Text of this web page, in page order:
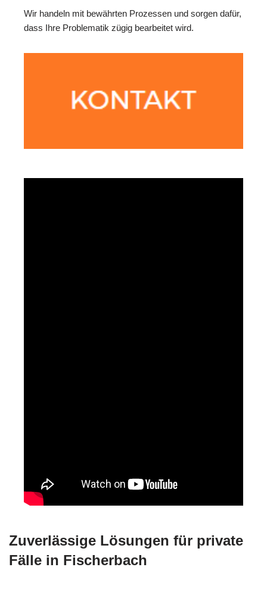
Wir handeln mit bewährten Prozessen und sorgen dafür,
dass Ihre Problematik zügig bearbeitet wird.
Zuverlässige Lösungen für private
Fälle in Fischerbach